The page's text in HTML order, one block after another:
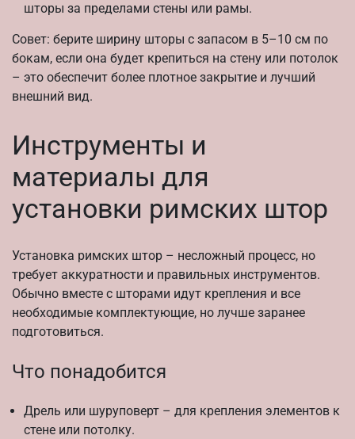
шторы за пределами стены или рамы.
Совет: берите ширину шторы с запасом в 5–10 см по
бокам, если она будет крепиться на стену или потолок
– это обеспечит более плотное закрытие и лучший
внешний вид.
Инструменты и
материалы для
установки римских штор
Установка римских штор – несложный процесс, но
требует аккуратности и правильных инструментов.
Обычно вместе с шторами идут крепления и все
необходимые комплектующие, но лучше заранее
подготовиться.
Что понадобится
Дрель или шуруповерт – для крепления элементов к
стене или потолку.